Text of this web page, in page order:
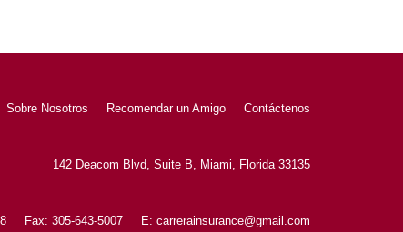
Sobre Nosotros Recomendar un Amigo Contáctenos
142 Deacom Blvd, Suite B, Miami, Florida 33135
Fax: 305-643-5007 E: carrerainsurance@gmail.com